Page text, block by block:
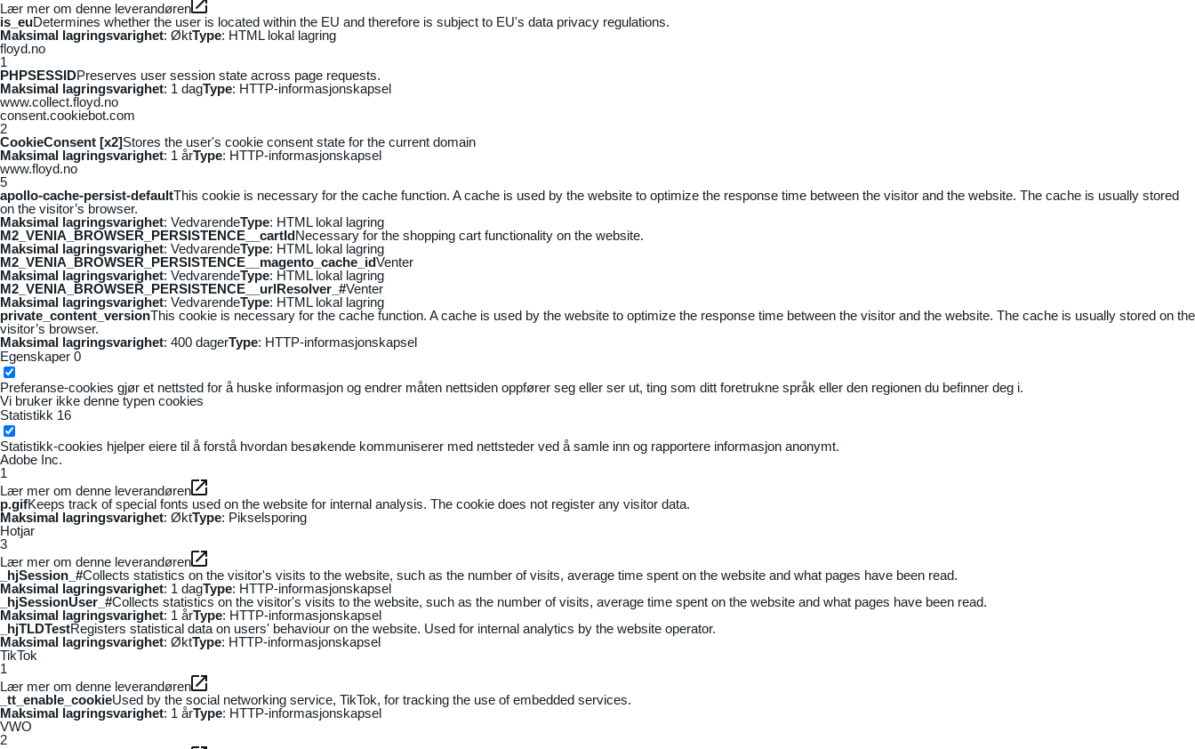
Lær mer om denne leverandøren
is_euDetermines whether the user is located within the EU and therefore is subject to EU's data privacy regulations.
Maksimal lagringsvarighet: ØktType: HTML lokal lagring
floyd.no
1
PHPSESSIDPreserves user session state across page requests.
Maksimal lagringsvarighet: 1 dagType: HTTP-informasjonskapsel
www.collect.floyd.no
consent.cookiebot.com
2
CookieConsent [x2]Stores the user's cookie consent state for the current domain
Maksimal lagringsvarighet: 1 årType: HTTP-informasjonskapsel
www.floyd.no
5
apollo-cache-persist-defaultThis cookie is necessary for the cache function. A cache is used by the website to optimize the response time between the visitor and the website. The cache is usually stored
on the visitor’s browser.
Maksimal lagringsvarighet: VedvarendeType: HTML lokal lagring
M2_VENIA_BROWSER_PERSISTENCE__cartIdNecessary for the shopping cart functionality on the website.
Maksimal lagringsvarighet: VedvarendeType: HTML lokal lagring
M2_VENIA_BROWSER_PERSISTENCE__magento_cache_idVenter
Maksimal lagringsvarighet: VedvarendeType: HTML lokal lagring
M2_VENIA_BROWSER_PERSISTENCE__urlResolver_#Venter
Maksimal lagringsvarighet: VedvarendeType: HTML lokal lagring
private_content_versionThis cookie is necessary for the cache function. A cache is used by the website to optimize the response time between the visitor and the website. The cache is usually stored on the
visitor’s browser.
Maksimal lagringsvarighet: 400 dagerType: HTTP-informasjonskapsel
Egenskaper 0
Preferanse-cookies gjør et nettsted for å huske informasjon og endrer måten nettsiden oppfører seg eller ser ut, ting som ditt foretrukne språk eller den regionen du befinner deg i.
Vi bruker ikke denne typen cookies
Statistikk 16
Statistikk-cookies hjelper eiere til å forstå hvordan besøkende kommuniserer med nettsteder ved å samle inn og rapportere informasjon anonymt.
Adobe Inc.
1
Lær mer om denne leverandøren
p.gifKeeps track of special fonts used on the website for internal analysis. The cookie does not register any visitor data.
Maksimal lagringsvarighet: ØktType: Pikselsporing
Hotjar
3
Lær mer om denne leverandøren
_hjSession_#Collects statistics on the visitor's visits to the website, such as the number of visits, average time spent on the website and what pages have been read.
Maksimal lagringsvarighet: 1 dagType: HTTP-informasjonskapsel
_hjSessionUser_#Collects statistics on the visitor's visits to the website, such as the number of visits, average time spent on the website and what pages have been read.
Maksimal lagringsvarighet: 1 årType: HTTP-informasjonskapsel
_hjTLDTestRegisters statistical data on users' behaviour on the website. Used for internal analytics by the website operator.
Maksimal lagringsvarighet: ØktType: HTTP-informasjonskapsel
TikTok
1
Lær mer om denne leverandøren
_tt_enable_cookieUsed by the social networking service, TikTok, for tracking the use of embedded services.
Maksimal lagringsvarighet: 1 årType: HTTP-informasjonskapsel
VWO
2